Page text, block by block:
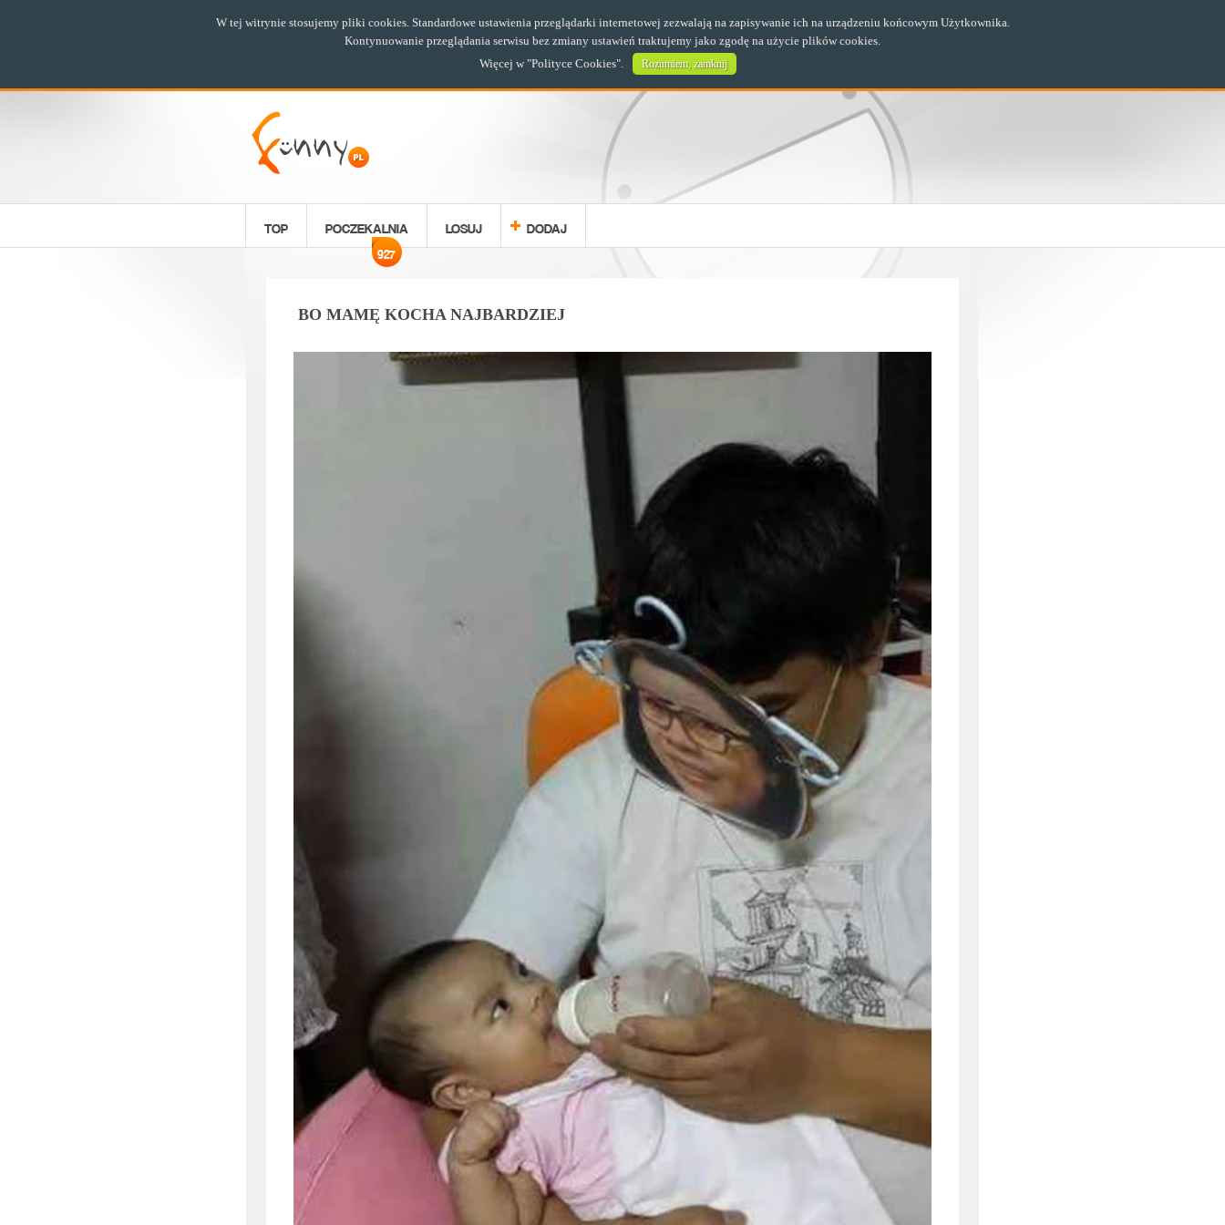
TOP POCZEKALNIA
927
LOSUJ DODAJ
BO MAMĘ KOCHA NAJBARDZIEJ
W tej witrynie stosujemy pliki cookies. Standardowe ustawienia przeglądarki internetowej zezwalają na zapisywanie ich na urządzeniu końcowym Użytkownika.
Kontynuowanie przeglądania serwisu bez zmiany ustawień traktujemy jako zgodę na użycie plików cookies.
Więcej w "Polityce Cookies". Rozumiem, zamknij